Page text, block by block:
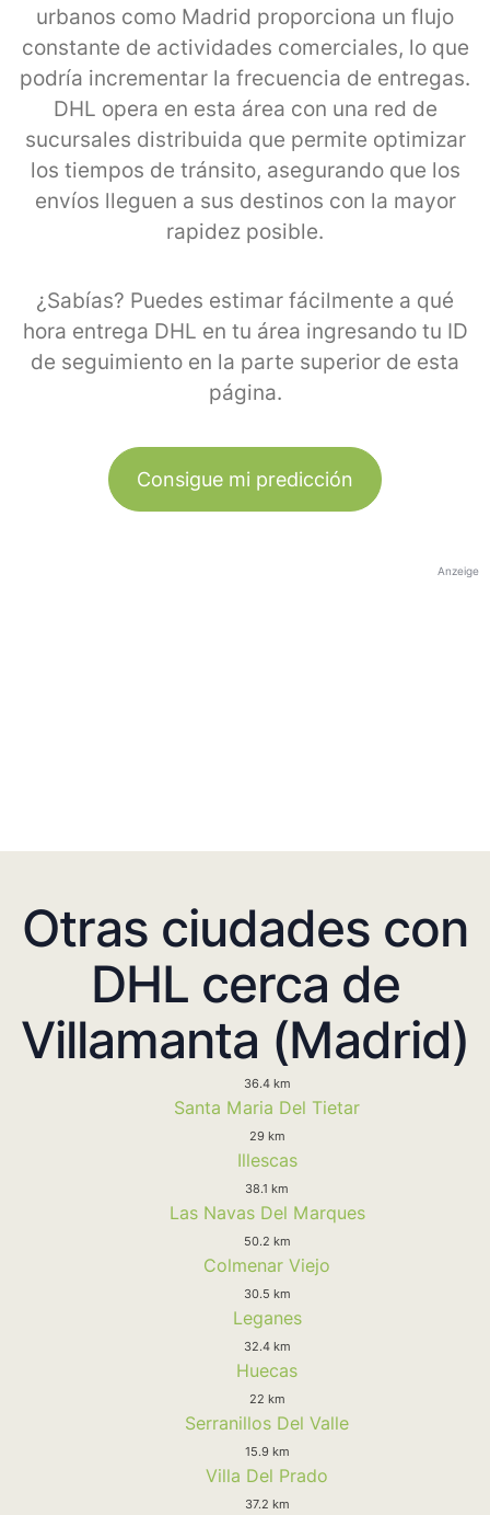
urbanos como Madrid proporciona un flujo
constante de actividades comerciales, lo que
podría incrementar la frecuencia de entregas.
DHL opera en esta área con una red de
sucursales distribuida que permite optimizar
los tiempos de tránsito, asegurando que los
envíos lleguen a sus destinos con la mayor
rapidez posible.
¿Sabías? Puedes estimar fácilmente a qué
hora entrega DHL en tu área ingresando tu ID
de seguimiento en la parte superior de esta
página.
Consigue mi predicción
Anzeige
Otras ciudades con
DHL cerca de
Villamanta (Madrid)
36.4 km
Santa Maria Del Tietar
29 km
Illescas
38.1 km
Las Navas Del Marques
50.2 km
Colmenar Viejo
30.5 km
Leganes
32.4 km
Huecas
22 km
Serranillos Del Valle
15.9 km
Villa Del Prado
37.2 km